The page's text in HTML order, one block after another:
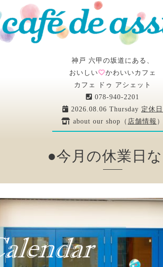
神戸 六甲の坂道にある、
おいしい
かわいいカフェ
カフェ ドゥ アシェット
078-940-2201
2026.08.06 Thursday 定休日
about our shop（ 店舗情報
●今月の休業日